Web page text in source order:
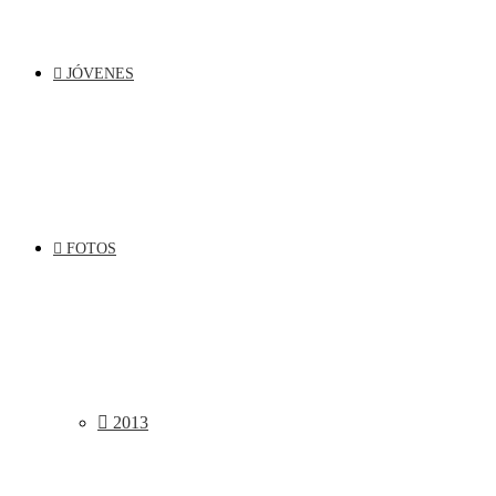
JÓVENES
FOTOS
2013